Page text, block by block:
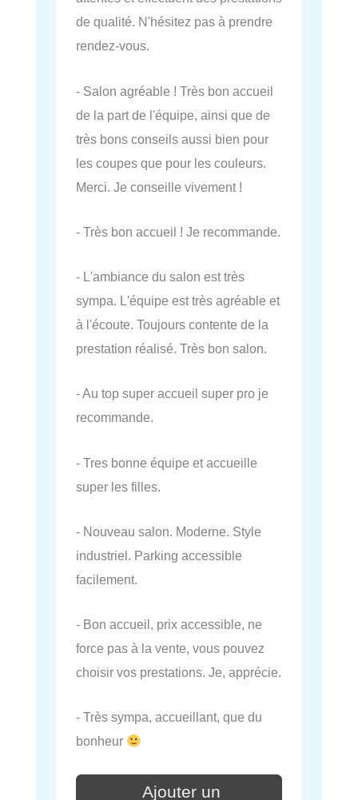
de qualité. N'hésitez pas à prendre
rendez-vous.
- Salon agréable ! Très bon accueil
de la part de l'équipe, ainsi que de
très bons conseils aussi bien pour
les coupes que pour les couleurs.
Merci. Je conseille vivement !
- Très bon accueil ! Je recommande.
- L'ambiance du salon est très
sympa. L'équipe est très agréable et
à l'écoute. Toujours contente de la
prestation réalisé. Très bon salon.
- Au top super accueil super pro je
recommande.
- Tres bonne équipe et accueille
super les filles.
- Nouveau salon. Moderne. Style
industriel. Parking accessible
facilement.
- Bon accueil, prix accessible, ne
force pas à la vente, vous pouvez
choisir vos prestations. Je, apprécie.
- Très sympa, accueillant, que du
bonheur
Ajouter un